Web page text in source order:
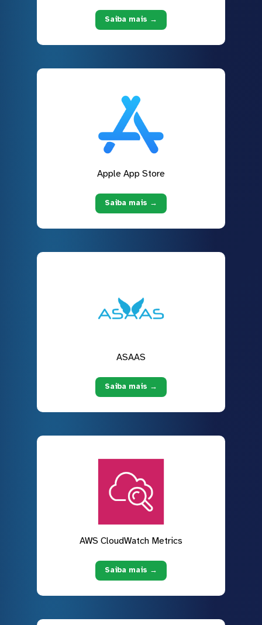
Saiba mais →
Apple App Store
Saiba mais →
ASAAS
Saiba mais →
AWS CloudWatch Metrics
Saiba mais →